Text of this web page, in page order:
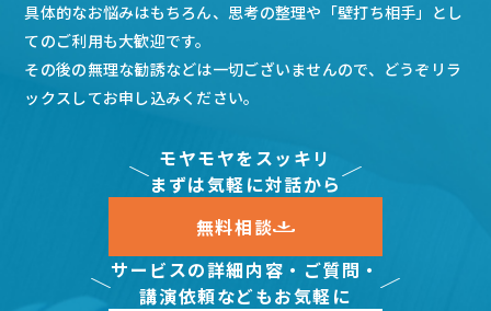
具体的なお悩みはもちろん、思考の整理や「壁打ち相手」とし
てのご利用も大歓迎です。
その後の無理な勧誘などは一切ございませんので、どうぞリラ
ックスしてお申し込みください。
モヤモヤをスッキリ
まずは気軽に対話から
無料相談
サービスの詳細内容・ご質問・
講演依頼などもお気軽に